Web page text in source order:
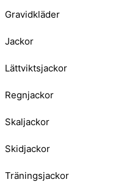
Gravidkläder
Jackor
Lättviktsjackor
Regnjackor
Skaljackor
Skidjackor
Träningsjackor